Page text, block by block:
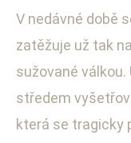
Ruském
9. 11. 2025· 3 min
V nedávné době
zatěžuje už tak
sužované
středem
která se tragicky